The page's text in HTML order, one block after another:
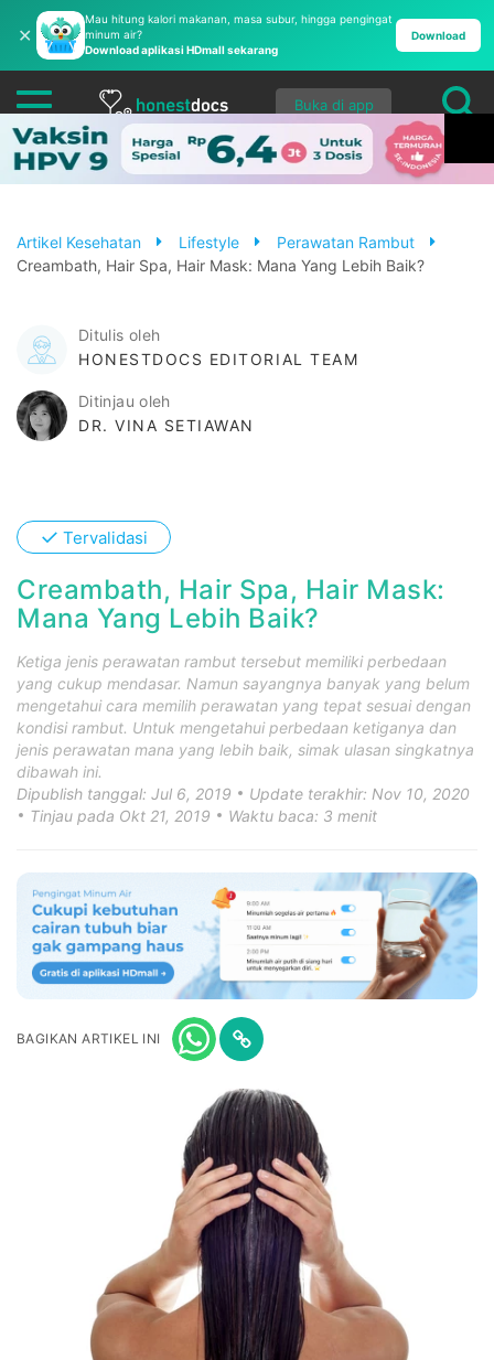
✕
Mau hitung kalori makanan, masa subur, hingga pengingat
minum air?
Download aplikasi HDmall sekarang
Download
Buka di app
Artikel Kesehatan Lifestyle
Perawatan Rambut
Creambath, Hair Spa, Hair Mask: Mana Yang Lebih Baik?
Ditulis oleh
HONESTDOCS EDITORIAL TEAM
Ditinjau oleh
DR. VINA SETIAWAN
✓ Tervalidasi
Creambath, Hair Spa, Hair Mask:
Mana Yang Lebih Baik?
Ketiga jenis perawatan rambut tersebut memiliki perbedaan
yang cukup mendasar. Namun sayangnya banyak yang belum
mengetahui cara memilih perawatan yang tepat sesuai dengan
kondisi rambut. Untuk mengetahui perbedaan ketiganya dan
jenis perawatan mana yang lebih baik, simak ulasan singkatnya
dibawah ini.
Dipublish tanggal: Jul 6, 2019
Update terakhir: Nov 10, 2020
Tinjau pada Okt 21, 2019
Waktu baca: 3 menit
BAGIKAN ARTIKEL INI